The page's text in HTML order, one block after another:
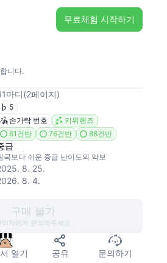
무료체험 시작하기
니다.
마디(2페이지)
5
손가락 번호 키위핸즈
61건반 76건반 88건반
급
곡보다 쉬운 중급 난이도의 악보
8. 25.
8. 4.
구매 불가
리자에게 문의해주세요
열기 공유 문의하기